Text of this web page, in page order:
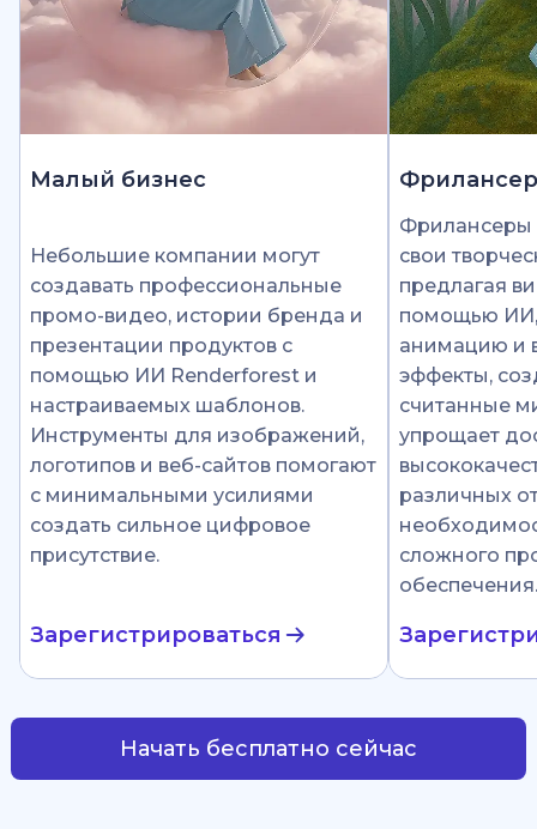
Малый бизнес
Небольшие компании могут
создавать профессиональные
промо-видео, истории бренда и
презентации продуктов с
помощью ИИ Renderforest и
настраиваемых шаблонов.
Инструменты для изображений,
логотипов и веб-сайтов помогают
с минимальными усилиями
создать сильное цифровое
присутствие.
Зарегистрироваться
Фрилансеры
свои
предлагая
помощью
анимацию и
эффекты,
считанные
упрощает
различных
сложного
обеспечения.
Начать бесплатно сейчас